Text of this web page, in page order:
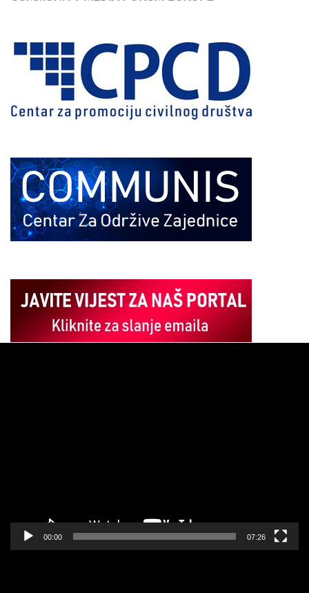
00:00 07:26